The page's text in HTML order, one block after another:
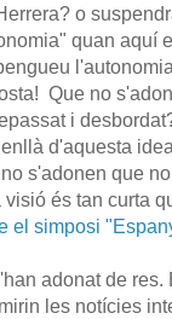
o
quan aquí
Que no
i
d'aquesta
s'adonen que
visió és tan curta
el simposi
adonat de
les notícies